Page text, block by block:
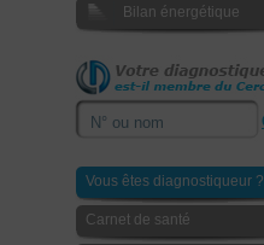
Bilan énergétique
Vous êtes diagnostiqueur ?
Carnet de santé